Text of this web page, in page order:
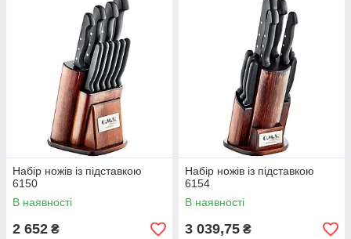
Набір ножів із підставкою
6150
В наявності
2 652 ₴
Набір ножів із підставкою
6154
В наявності
3 039,75 ₴